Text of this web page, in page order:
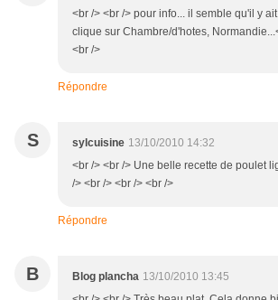
<br /> <br /> pour info... il semble qu'il y
clique sur Chambre/d'hotes,
<br />
Répondre
S sylcuisine 13/10/2010 14:32
<br /> <br /> Une belle recette de poulet
/> <br /> <br /> <br />
Répondre
B Blog plancha 13/10/2010 13:45